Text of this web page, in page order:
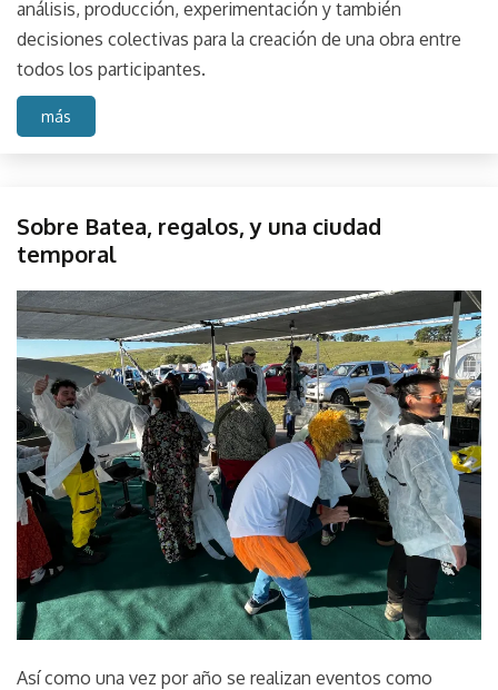
análisis, producción, experimentación y también
decisiones colectivas para la creación de una obra entre
todos los participantes.
más
Campo
Fuego
Austral
Sonido
Sound
Taller
Tandil
Sobre Batea, regalos, y una ciudad
temporal
February
27,
2023
parselis
Así como una vez por año se realizan eventos como